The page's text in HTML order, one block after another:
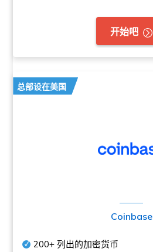
开始吧
总部设在美国
Coinbase
200+ 列出的加密货币